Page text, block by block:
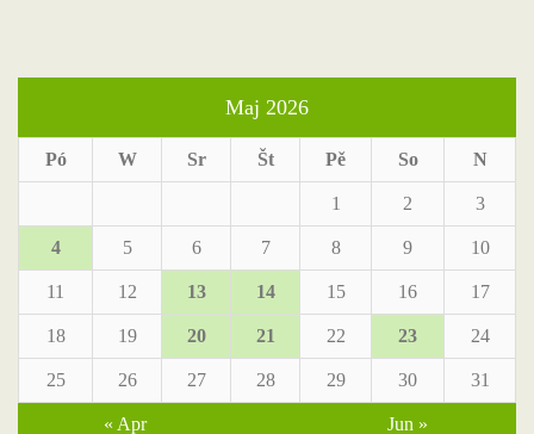
Maj 2026
Pó W Sr Št Pě So N
1 2 3
4 5 6 7 8 9 10
11 12 13 14 15 16 17
18 19 20 21 22 23 24
25 26 27 28 29 30 31
« Apr Jun »